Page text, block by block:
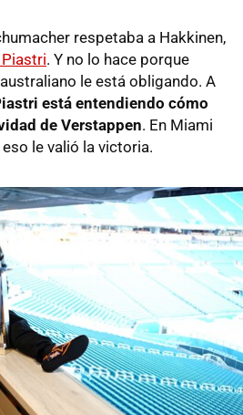
respetaba a Hakkinen,
. Y no lo hace porque
le está obligando. A
está entendiendo cómo
de Verstappen. En Miami
le valió la victoria.